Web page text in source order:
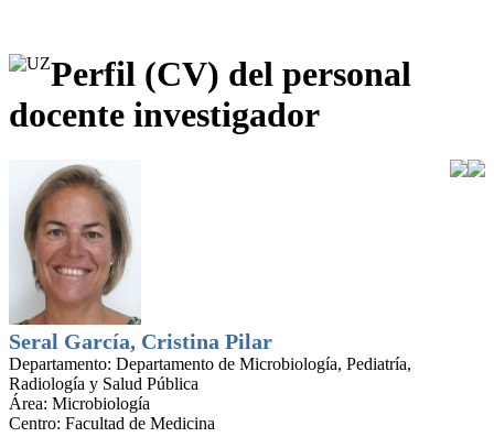
Perfil (CV) del personal
docente investigador
Seral García, Cristina Pilar
Departamento: Departamento de Microbiología, Pediatría,
Radiología y Salud Pública
Área: Microbiología
Centro: Facultad de Medicina